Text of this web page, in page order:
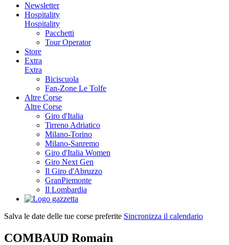
Newsletter
Hospitality
Hospitality
Pacchetti
Tour Operator
Store
Extra
Extra
Biciscuola
Fan-Zone Le Tolfe
Altre Corse
Altre Corse
Giro d'Italia
Tirreno Adriatico
Milano-Torino
Milano-Sanremo
Giro d'Italia Women
Giro Next Gen
Il Giro d'Abruzzo
GranPiemonte
Il Lombardia
Salva le date delle tue corse preferite Sincronizza il calendario
COMBAUD Romain